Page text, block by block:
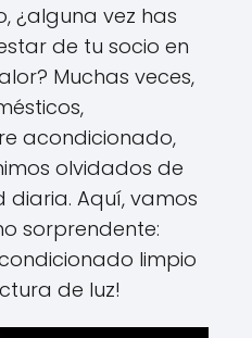
¿alguna vez has
de tu socio en
Muchas veces,
acondicionado,
olvidados de
Aquí, vamos
sorprendente:
limpio
de luz!